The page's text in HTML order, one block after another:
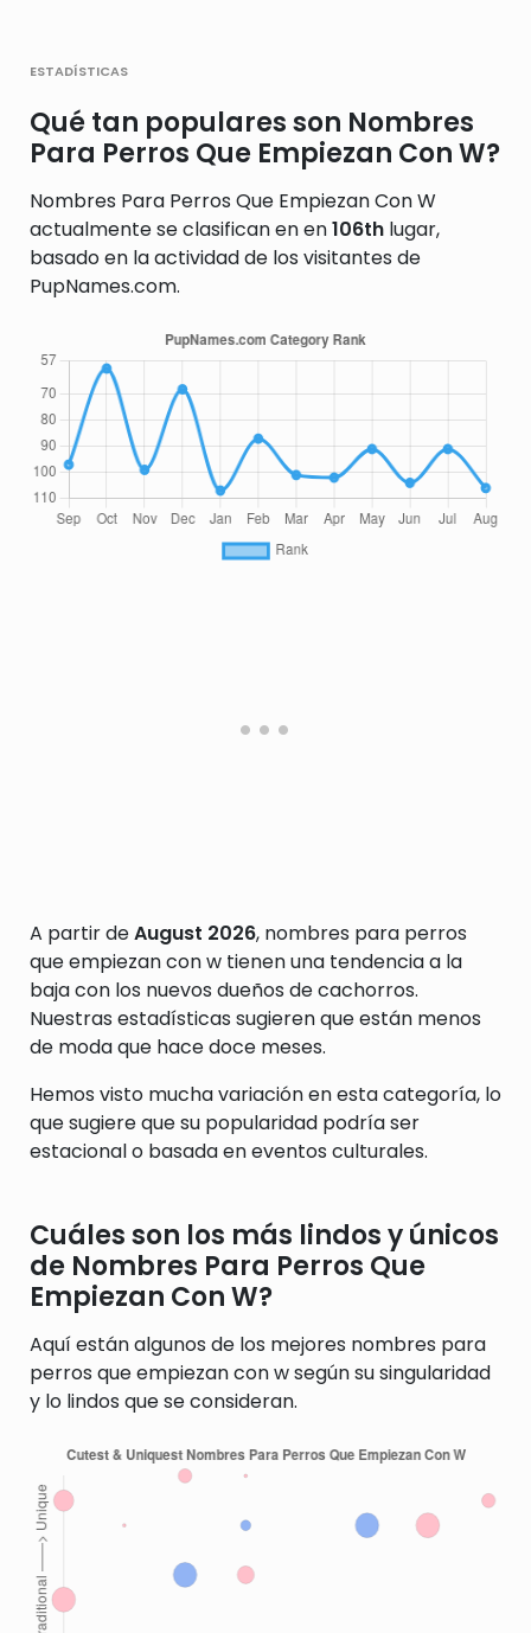
estadísticas
Qué tan populares son Nombres
Para Perros Que Empiezan Con W?
Nombres Para Perros Que Empiezan Con W
actualmente se clasifican en en106th lugar,
basado en la actividad de los visitantes de
PupNames.com.
A partir deAugust 2026, nombres para perros
que empiezan con w tienen una tendencia a la
baja con los nuevos dueños de cachorros.
Nuestras estadísticas sugieren que están menos
de moda que hace doce meses.
Hemos visto mucha variación en esta categoría, lo
que sugiere que su popularidad podría ser
estacional o basada en eventos culturales.
Cuáles son los más lindos y únicos
de Nombres Para Perros Que
Empiezan Con W?
Aquí están algunos de los mejores nombres para
perros que empiezan con w según su singularidad
y lo lindos que se consideran.